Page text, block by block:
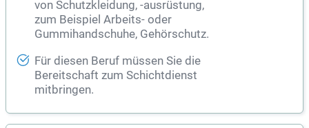
von Schutzkleidung, -ausrüstung,
zum Beispiel Arbeits- oder
Gummihandschuhe, Gehörschutz.
Für diesen Beruf müssen Sie die
Bereitschaft zum Schichtdienst
mitbringen.